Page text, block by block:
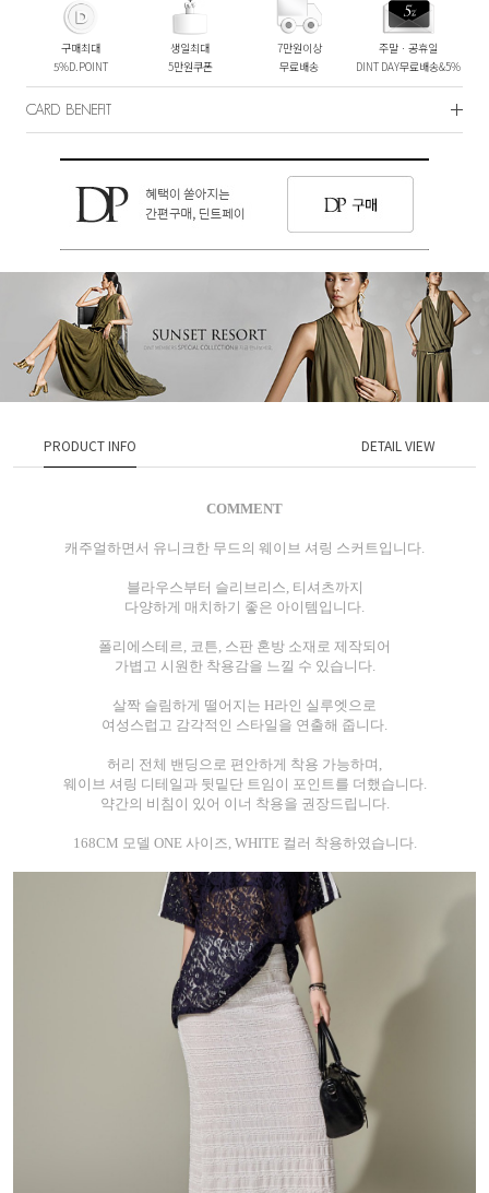
구매최대
5%D.POINT
생일최대
5만원쿠폰
7만원이상
무료배송
주말ㆍ공휴일
DINT DAY무료배송&5%
CARD BENEFIT
PRODUCT INFO DETAIL VIEW
COMMENT
캐주얼하면서 유니크한 무드의 웨이브 셔링 스커트입니다.
블라우스부터 슬리브리스, 티셔츠까지
다양하게 매치하기 좋은 아이템입니다.
폴리에스테르, 코튼, 스판 혼방 소재로 제작되어
가볍고 시원한 착용감을 느낄 수 있습니다.
살짝 슬림하게 떨어지는 H라인 실루엣으로
여성스럽고 감각적인 스타일을 연출해 줍니다.
허리 전체 밴딩으로 편안하게 착용 가능하며,
웨이브 셔링 디테일과 뒷밑단 트임이 포인트를 더했습니다.
약간의 비침이 있어 이너 착용을 권장드립니다.
168CM 모델 ONE 사이즈, WHITE 컬러 착용하였습니다.